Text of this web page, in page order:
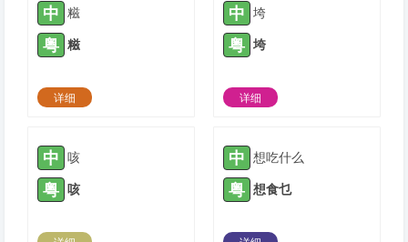
中 糍
粤 糍
详细
中 垮
粤 垮
详细
中 咳
粤 咳
中 想吃什么
粤 想食乜